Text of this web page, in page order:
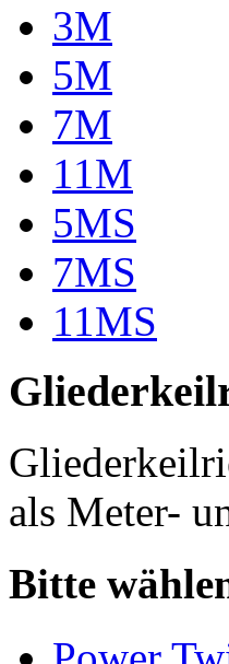
3M
5M
7M
11M
5MS
7MS
11MS
als Meter-
Bitte